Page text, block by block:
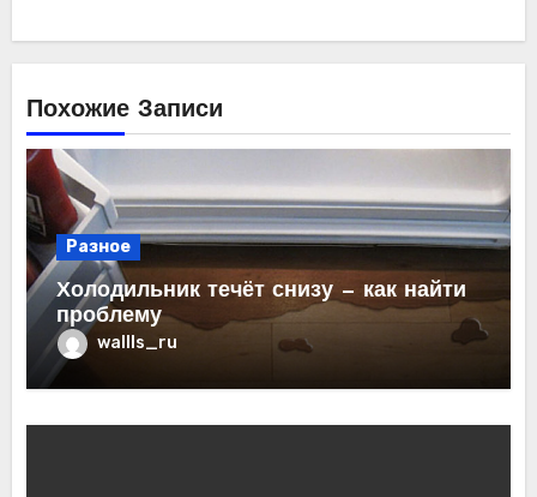
Похожие Записи
Разное
Холодильник течёт снизу — как найти
проблему
wallls_ru